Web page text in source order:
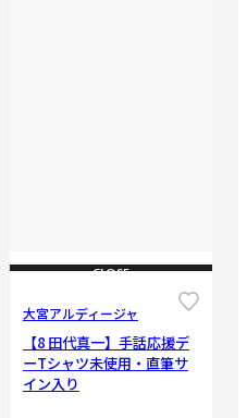
CLOSE
大宮アルディージャ
【8 田代真一】手話応援デ
ーTシャツ未使用・直筆サ
イン入り